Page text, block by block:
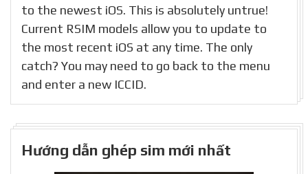
to the newest iOS. This is absolutely untrue!
Current RSIM models allow you to update to
the most recent iOS at any time. The only
catch? You may need to go back to the menu
and enter a new ICCID.
Hướng dẫn ghép sim mới nhất